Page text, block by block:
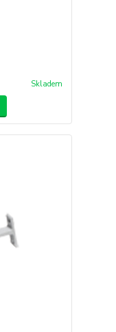
Skladem